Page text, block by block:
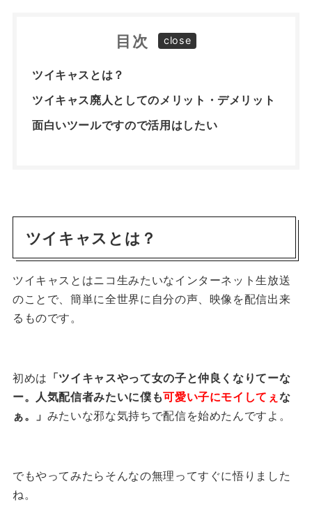
目次
ツイキャスとは？
ツイキャス廃人としてのメリット・デメリット
面白いツールですので活用はしたい
ツイキャスとは？
ツイキャスとはニコ生みたいなインターネット生放送
のことで、簡単に全世界に自分の声、映像を配信出来
るものです。
初めは 「ツイキャスやって女の子と仲良くなりてーな
ー。人気配信者みたいに僕も可愛い子にモイしてぇ な
ぁ。」 みたいな邪な気持ちで配信を始めたんですよ。
でもやってみたらそんなの無理ってすぐに悟りました
ね。